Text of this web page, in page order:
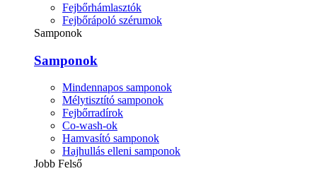
Fejbőrhámlasztók
Fejbőrápoló szérumok
Samponok
Samponok
Mindennapos samponok
Mélytisztító samponok
Fejbőrradírok
Co-wash-ok
Hamvasító samponok
Hajhullás elleni samponok
Jobb Felső